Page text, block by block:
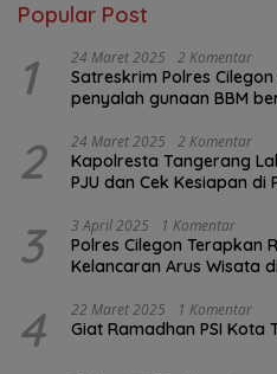
Popular Post
1 24 Maret 2025 2 Komentar
Satreskrim Polres
penyalah gunaan BBM
2 24 Maret 2025 2 Komentar
Kapolresta Tangerang
PJU dan Cek Kesiapan di
3 3 April 2025 1 Komentar
Polres Cilegon Terapkan
Kelancaran Arus Wisata
4 22 Maret 2025 1 Komentar
Giat Ramadhan PSI Kota